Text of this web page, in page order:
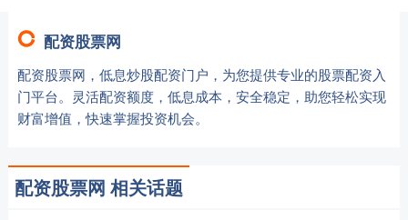
配资股票网
配资股票网，低息炒股配资门户，为您提供专业的股票配资入
门平台。灵活配资额度，低息成本，安全稳定，助您轻松实现
财富增值，快速掌握投资机会。
配资股票网 相关话题